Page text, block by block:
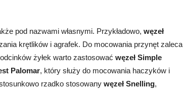
pod nazwami własnymi. Przykładowo, węzeł
krętlików i agrafek. Do mocowania przynęt zaleca
żyłek warto zastosować węzeł Simple
Palomar, który służy do mocowania haczyków i
rzadko stosowany węzeł Snelling,